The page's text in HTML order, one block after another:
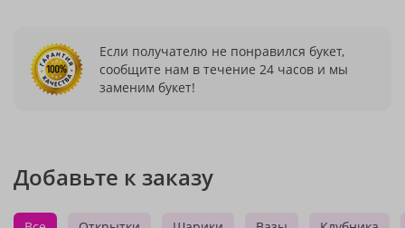
Если получателю не понравился букет,
сообщите нам в течение 24 часов и мы
заменим букет!
Добавьте к заказу